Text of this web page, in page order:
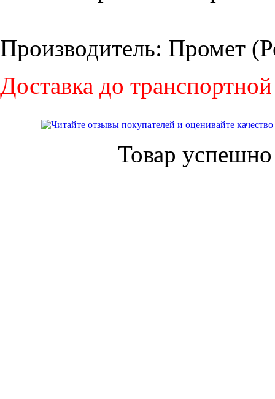
Производитель: Промет
Доставка до
Товар